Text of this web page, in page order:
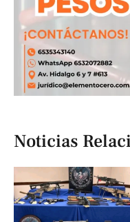
Noticias